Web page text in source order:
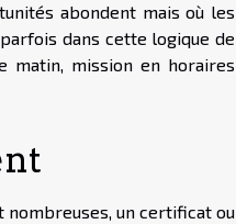
abondent mais où les
dans cette logique de
matin, mission en horaires
nombreuses, un certificat ou